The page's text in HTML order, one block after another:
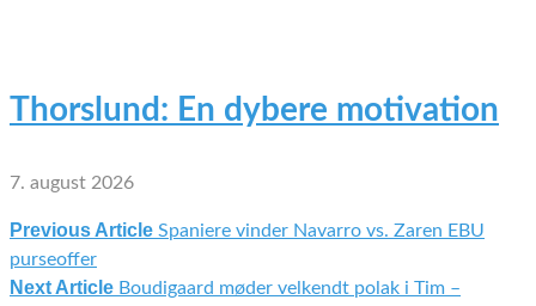
Thorslund: En dybere motivation
7. august 2026
Indlægsnavigation
Previous Article Spaniere vinder Navarro vs. Zaren EBU
purseoffer
Next Article Boudigaard møder velkendt polak i Tim –